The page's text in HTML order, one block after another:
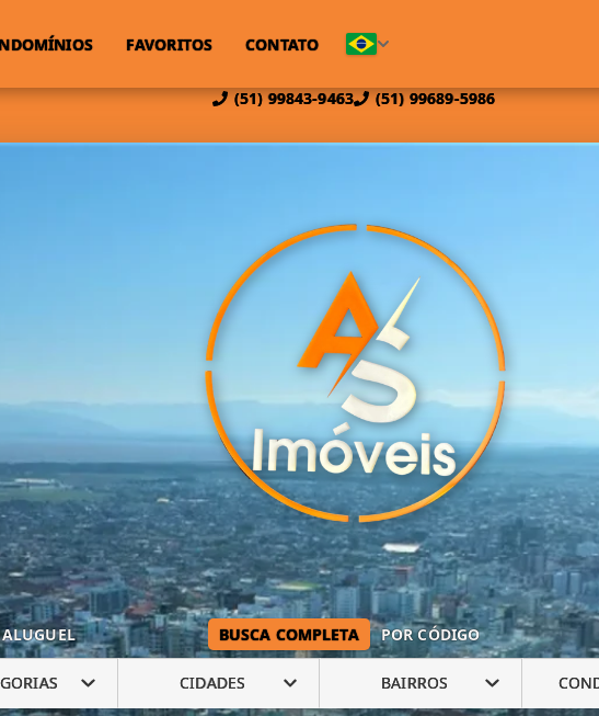
(51) 99843-9463 (51) 99689-5986
FAVORITOS CONTATO
ALUGUEL BUSCA COMPLETA POR CÓDIGO
CIDADES BAIRROS